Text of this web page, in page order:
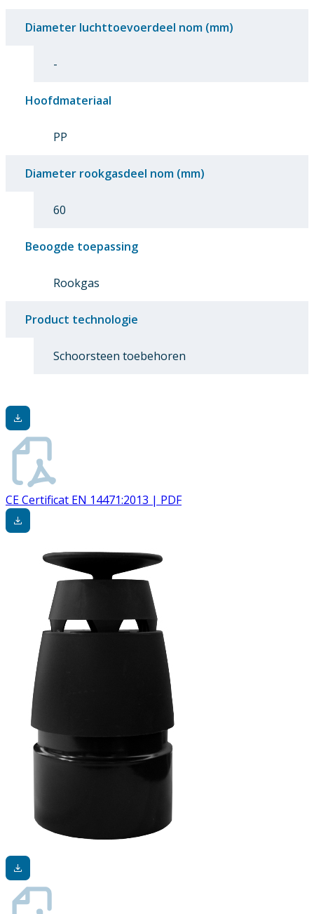
Diameter luchttoevoerdeel nom (mm)
-
Hoofdmateriaal
PP
Diameter rookgasdeel nom (mm)
60
Beoogde toepassing
Rookgas
Product technologie
Schoorsteen toebehoren
CE Certificat EN 14471:2013 | PDF